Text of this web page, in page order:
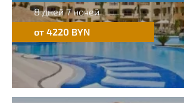
8 дней 7 ночей
от 4220 BYN